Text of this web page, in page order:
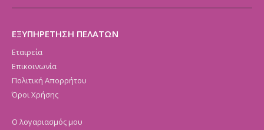
ΕΞΥΠΗΡΕΤΗΣΗ ΠΕΛΑΤΩΝ
Εταιρεία
Επικοινωνία
Πολιτική Απορρήτου
Όροι Χρήσης
Ο λογαριασμός μου